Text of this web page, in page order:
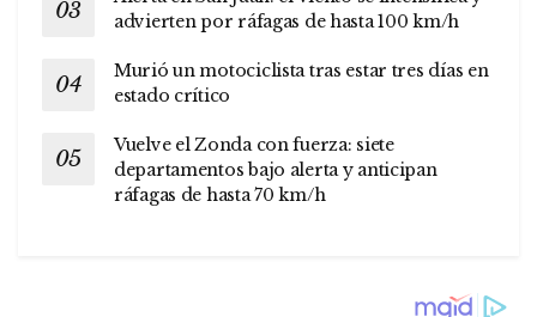
advierten por ráfagas de hasta 100 km/h
Murió un motociclista tras estar tres días en
estado crítico
Vuelve el Zonda con fuerza: siete
departamentos bajo alerta y anticipan
ráfagas de hasta 70 km/h